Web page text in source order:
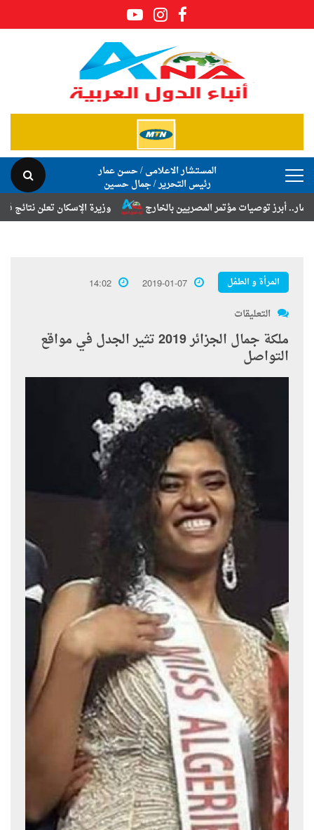
المستشار الاعلامى / حسن عمار
رئيس التحرير / جمال حسين
وزيرة الإسكان تعلن نتائج قرعة تخصيص
مؤتمر المصريين بالخارج
المرأة و الطفل 2019-01-07
14:02
التعليقات
ملكة جمال الجزائر 2019 تثير الجدل في مواقع
التواصل